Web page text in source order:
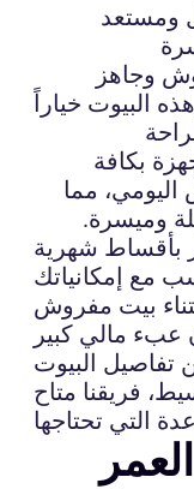
ومستعد
وجاهز
البيوت خياراً
بكافة
اليومي، مما
وميسرة.
بأقساط شهرية
مع إمكانياتك
بيت مفروش
تفاصيل البيوت
فريقنا متاح